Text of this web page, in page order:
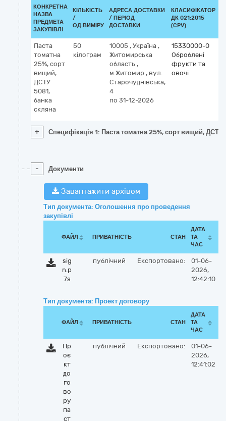
КОНКРЕТНА
НАЗВА
ПРЕДМЕТА
ЗАКУПІВЛІ
КІЛЬКІСТЬ
/
ОД.ВИМІРУ
АДРЕСА ДОСТАВКИ
/ ПЕРІОД
ДОСТАВКИ
КЛАСИФІКАТОР
ДК 021:2015
(CPV)
Паста
томатна
25%, сорт
вищий,
ДСТУ
5081,
банка
скляна
50
кілограм
10005 , Україна ,
Житомирська
область ,
м.Житомир , вул.
Старочуднівська,
4
по 31-12-2026
15330000-0
Оброблені
фрукти та
овочі
+ Специфікація 1: Паста томатна 25%, сорт вищий, ДСТУ
- Документи
Завантажити архівом
Тип документа: Оголошення про проведення
закупівлі
ФАЙЛ ПРИВАТНІСТЬ СТАН
ДАТА
ТА
ЧАС
sig
n.p
7s
публічний Експортовано:
01-06-
2026,
12:42:10
Тип документа: Проект договору
ФАЙЛ ПРИВАТНІСТЬ СТАН
ДАТА
ТА
ЧАС
Пр
оє
кт
до
го
во
ру
па
ст
публічний Експортовано:
01-06-
2026,
12:41:02